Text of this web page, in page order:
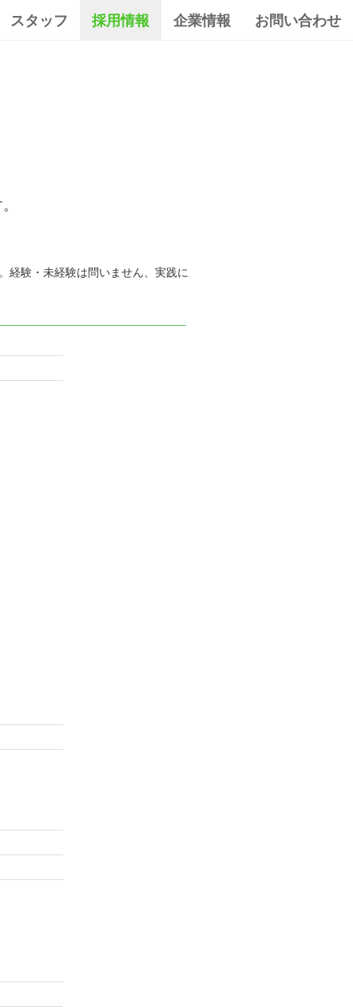
スタッフ 採用情報 企業情報 お問い合わせ
経験・未経験は問いません、実践に